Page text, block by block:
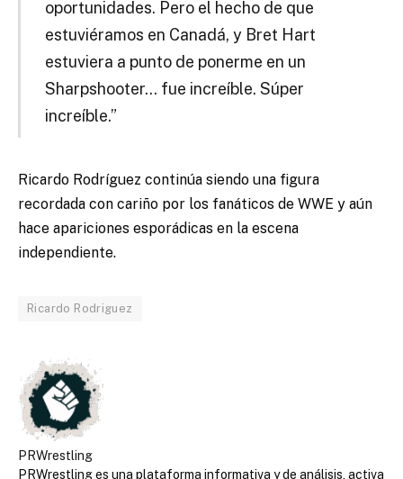
oportunidades. Pero el hecho de que
estuviéramos en Canadá, y Bret Hart
estuviera a punto de ponerme en un
Sharpshooter… fue increíble. Súper
increíble.”
Ricardo Rodríguez continúa siendo una figura
recordada con cariño por los fanáticos de WWE y aún
hace apariciones esporádicas en la escena
independiente.
Ricardo Rodriguez
PRWrestling
PRWrestling es una plataforma informativa y de análisis, activa